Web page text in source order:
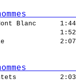
hommes
Mont Blanc
Tchequie
hommes
Pontets